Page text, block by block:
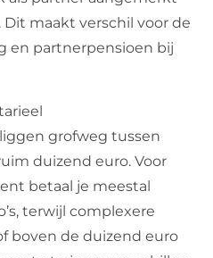
maakt verschil voor de
en partnerpensioen bij
grofweg tussen
duizend euro. Voor
betaal je meestal
terwijl complexere
boven de duizend euro